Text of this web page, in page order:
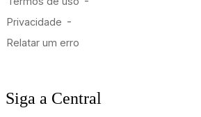
Siga a Central